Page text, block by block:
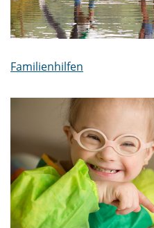
Familienhilfen